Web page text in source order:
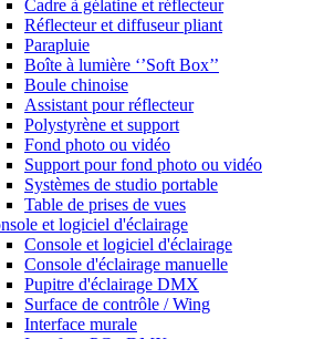
Cadre à gélatine et réflecteur
Réflecteur et diffuseur pliant
Parapluie
Boîte à lumière ‘’Soft Box’’
Boule chinoise
Assistant pour réflecteur
Polystyrène et support
Fond photo ou vidéo
Support pour fond photo ou vidéo
Systèmes de studio portable
Table de prises de vues
et logiciel d'éclairage
Console et logiciel d'éclairage
Console d'éclairage manuelle
Pupitre d'éclairage DMX
Surface de contrôle / Wing
Interface murale